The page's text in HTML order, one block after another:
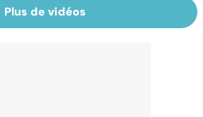
Plus de vidéos